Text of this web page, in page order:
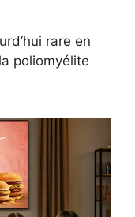
rare en
poliomyélite